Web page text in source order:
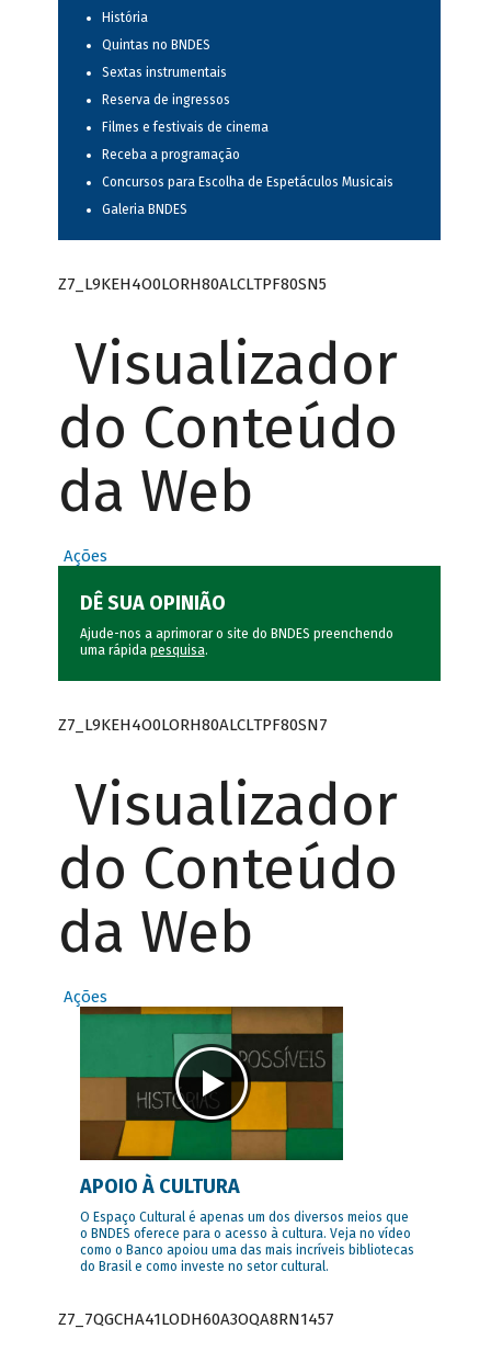
História
Quintas no BNDES
Sextas instrumentais
Reserva de ingressos
Filmes e festivais de cinema
Receba a programação
Concursos para Escolha de Espetáculos Musicais
Galeria BNDES
Z7_L9KEH4O0LORH80ALCLTPF80SN5
Visualizador
do Conteúdo
da Web
Ações
DÊ SUA OPINIÃO
Ajude-nos a aprimorar o site do BNDES preenchendo
uma rápida pesquisa.
Z7_L9KEH4O0LORH80ALCLTPF80SN7
Visualizador
do Conteúdo
da Web
Ações
APOIO À CULTURA
O Espaço Cultural é apenas um dos diversos meios que
o BNDES oferece para o acesso à cultura. Veja no vídeo
como o Banco apoiou uma das mais incríveis bibliotecas
do Brasil e como investe no setor cultural.
Z7_7QGCHA41LODH60A3OQA8RN1457